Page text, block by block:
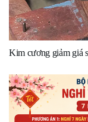
Kim cương giảm giá